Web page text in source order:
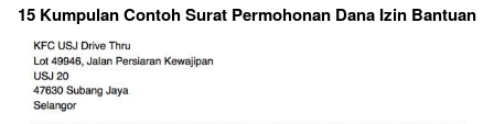
15 Kumpulan Contoh Surat Permohonan Dana Izin Bantuan